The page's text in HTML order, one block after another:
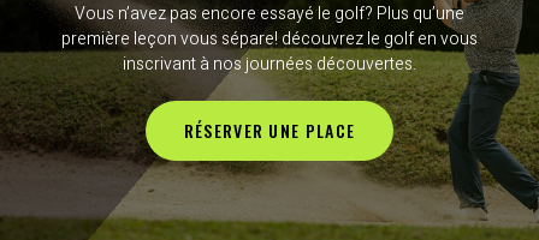
Vous n’avez pas encore essayé le golf? Plus qu’une
première leçon vous sépare! découvrez le golf en vous
inscrivant à nos journées découvertes.
RÉSERVER UNE PLACE